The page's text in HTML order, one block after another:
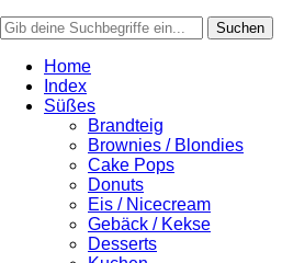
Home
Index
Süßes
Brandteig
Brownies / Blondies
Cake Pops
Donuts
Eis / Nicecream
Gebäck / Kekse
Desserts